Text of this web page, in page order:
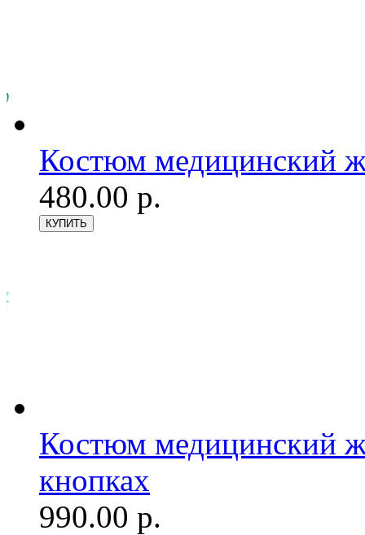
Костюм медицинский
480.00 р.
Костюм медицинский
кнопках
990.00 р.